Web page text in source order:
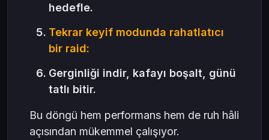
hedefle.
Tekrar keyif modunda rahatlatıcı
bir raid:
Gerginliği indir, kafayı boşalt, günü
tatlı bitir.
Bu döngü hem performans hem de ruh hâli
açısından mükemmel çalışıyor.